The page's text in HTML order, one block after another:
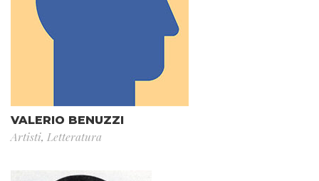
VALERIO BENUZZI
Artisti, Letteratura